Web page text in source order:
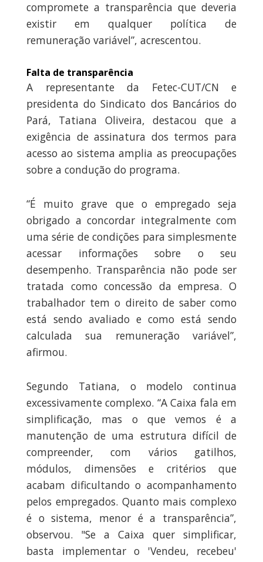
compromete a transparência que deveria
existir em qualquer política de
remuneração variável”, acrescentou.
Falta de transparência
A representante da Fetec-CUT/CN e
presidenta do Sindicato dos Bancários do
Pará, Tatiana Oliveira, destacou que a
exigência de assinatura dos termos para
acesso ao sistema amplia as preocupações
sobre a condução do programa.
“É muito grave que o empregado seja
obrigado a concordar integralmente com
uma série de condições para simplesmente
acessar informações sobre o seu
desempenho. Transparência não pode ser
tratada como concessão da empresa. O
trabalhador tem o direito de saber como
está sendo avaliado e como está sendo
calculada sua remuneração variável”,
afirmou.
Segundo Tatiana, o modelo continua
excessivamente complexo. “A Caixa fala em
simplificação, mas o que vemos é a
manutenção de uma estrutura difícil de
compreender, com vários gatilhos,
módulos, dimensões e critérios que
acabam dificultando o acompanhamento
pelos empregados. Quanto mais complexo
é o sistema, menor é a transparência”,
observou. "Se a Caixa quer simplificar,
basta implementar o 'Vendeu, recebeu'